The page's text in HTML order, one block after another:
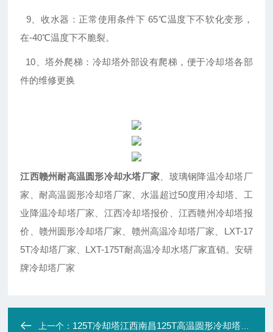
9、收水器：正常使用条件下 65℃温度下不软化变形，
在-40℃温度下不脆裂。
10、塔外爬梯：冷却塔外部设有爬梯，便于冷却塔各部
件的维修更换
江西赣州耐高温圆形冷却水塔厂家 、玻璃钢降温冷却塔厂
家、耐高温圆形冷却塔厂家、水温超过50度用冷却塔、工
业降温冷却塔厂家、江西冷却塔报价、江西赣州冷却塔报
价、赣州圆形冷却塔厂家、赣州高温冷却塔厂家、LXT-17
5T冷却塔厂家、LXT-175T耐高温冷却水塔厂家直销。安研
牌冷却塔厂家
上一个： 125T冷却塔江西南昌125T高温圆形冷却塔厂家